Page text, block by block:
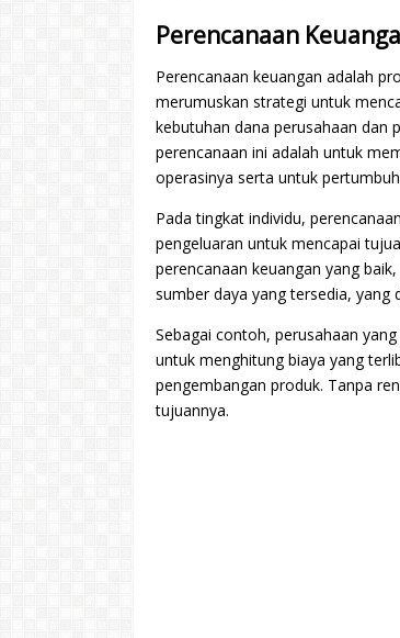
Perencanaan
Perencanaan keuangan adalah
merumuskan strategi untuk
kebutuhan dana perusahaan dan
perencanaan ini adalah untuk
operasinya serta untuk
Pada tingkat individu,
pengeluaran untuk mencapai
perencanaan keuangan yang
sumber daya yang tersedia, yang
Sebagai contoh, perusahaan
untuk menghitung biaya yang
pengembangan produk. Tanpa
tujuannya.